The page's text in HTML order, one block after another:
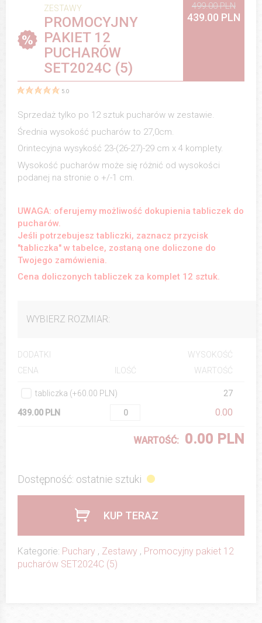
ZESTAWY
PROMOCYJNY
PAKIET 12
PUCHARÓW
SET2024C (5)
499.00 PLN
439.00 PLN
5.0
Sprzedaż tylko po 12 sztuk pucharów w zestawie.
Średnia wysokość pucharów to 27,0cm.
Orintecyjna wysykość 23-(26-27)-29 cm x 4 komplety.
Wysokość pucharów może się różnić od wysokości
podanej na stronie o +/-1 cm.
UWAGA: oferujemy możliwość dokupienia tabliczek do
pucharów.
Jeśli potrzebujesz tabliczki, zaznacz przycisk
"tabliczka" w tabelce, zostaną one doliczone do
Twojego zamówienia.
Cena doliczonych tabliczek za komplet 12 sztuk.
WYBIERZ ROZMIAR:
DODATKI
WYSOKOŚĆ
CENA
ILOŚĆ WARTOŚĆ
tabliczka (+60.00 PLN) 27
439.00 PLN 0.00
WARTOŚĆ: 0.00 PLN
Dostępność: ostatnie sztuki
KUP TERAZ
Kategorie: Puchary , Zestawy , Promocyjny pakiet 12
pucharów SET2024C (5)